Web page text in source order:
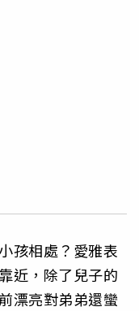
孩相處？愛雅表
近，除了兒子的
漂亮對弟弟還蠻